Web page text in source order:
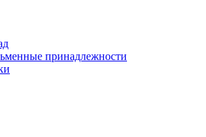
принадлежности